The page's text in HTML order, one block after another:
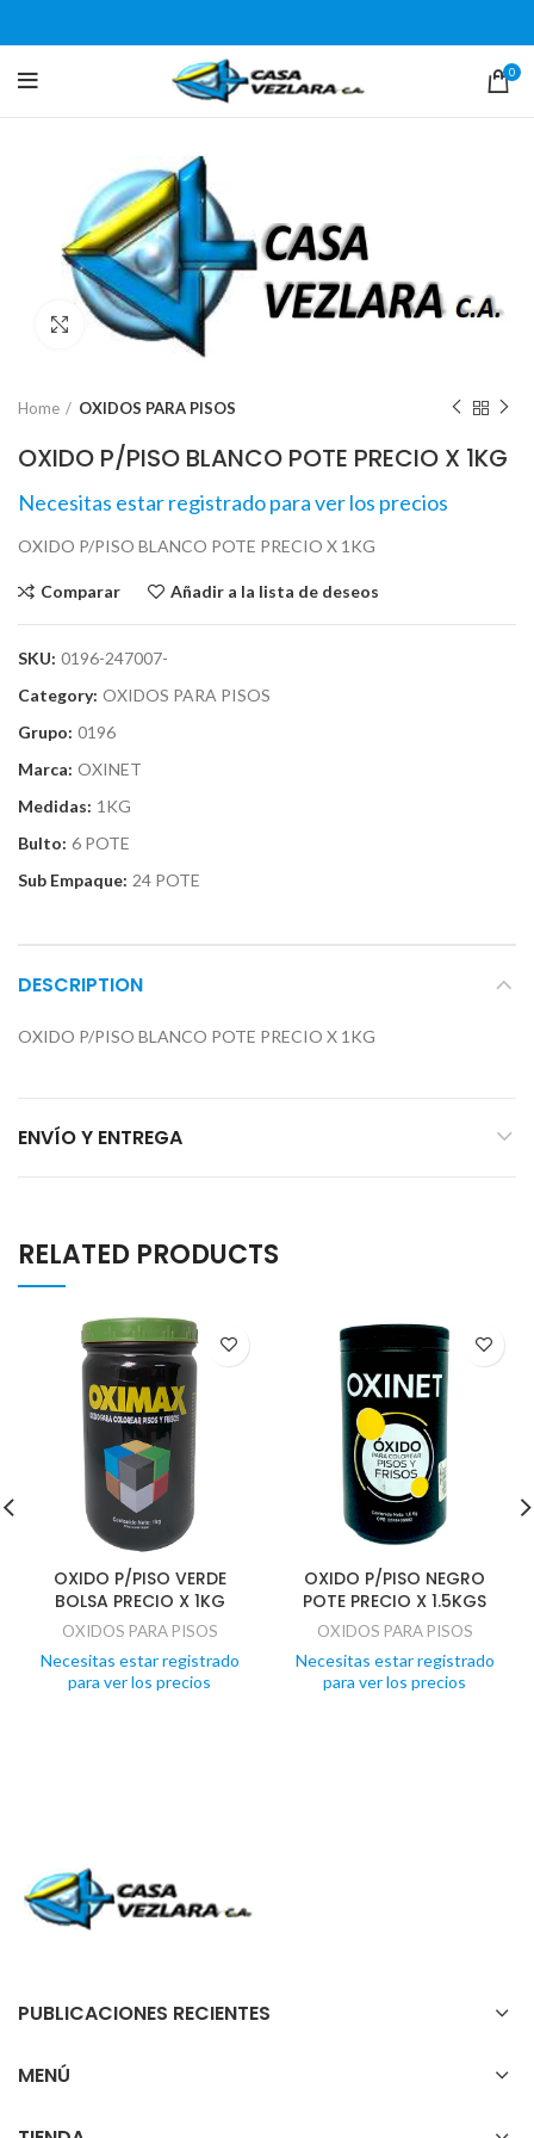
0
Click para agrandar
Home OXIDOS PARA PISOS
OXIDO P/PISO BLANCO POTE PRECIO X 1KG
Necesitas estar registrado para ver los precios
OXIDO P/PISO BLANCO POTE PRECIO X 1KG
Comparar Añadir a la lista de deseos
SKU: 0196-247007-
Category: OXIDOS PARA PISOS
Grupo: 0196
Marca: OXINET
Medidas: 1KG
Bulto: 6 POTE
Sub Empaque: 24 POTE
DESCRIPTION
OXIDO P/PISO BLANCO POTE PRECIO X 1KG
ENVÍO Y ENTREGA
RELATED PRODUCTS
OXIDO P/PISO VERDE
BOLSA PRECIO X 1KG
OXIDOS PARA PISOS
Necesitas estar registrado
para ver los precios
OXIDO P/PISO NEGRO
POTE PRECIO X 1.5KGS
OXIDOS PARA PISOS
Necesitas estar registrado
para ver los precios
PUBLICACIONES RECIENTES
MENÚ